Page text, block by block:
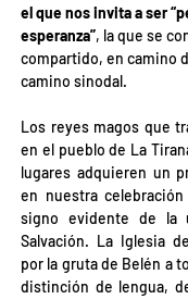
el que nos invita a ser
esperanza”, la que se
compartido, en camino
camino sinodal.
Los reyes magos que
en el pueblo de La
lugares adquieren un
en nuestra
signo evidente de la
Salvación. La Iglesia
por la gruta de Belén a
distinción de lengua,